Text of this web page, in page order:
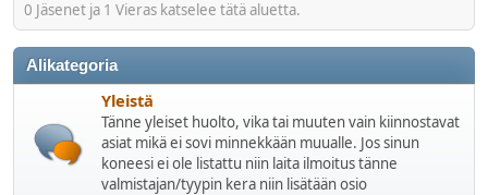
0 Jäsenet ja 1 Vieras katselee tätä aluetta.
Alikategoria
Yleistä
Tänne yleiset huolto, vika tai muuten vain kiinnostavat
asiat mikä ei sovi minnekkään muualle. Jos sinun
koneesi ei ole listattu niin laita ilmoitus tänne
valmistajan/tyypin kera niin lisätään osio